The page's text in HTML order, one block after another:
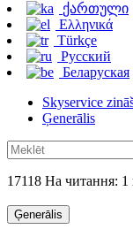
ქართული
Ελληνικά
Türkçe
Русский
Беларуская
Skyservice
Ģenerālis
17118 На читання: 1
Ģenerālis